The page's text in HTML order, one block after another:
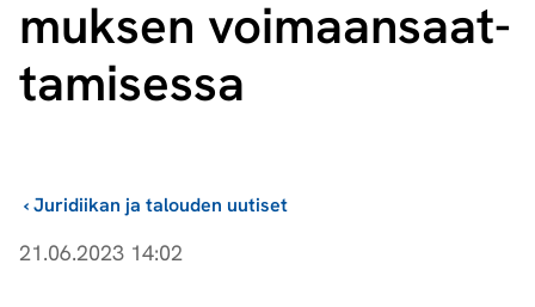
muk­sen voi­maan­saat­
ta­mi­ses­sa
Juridiikan ja talouden uutiset
›
21.06.2023 14:02